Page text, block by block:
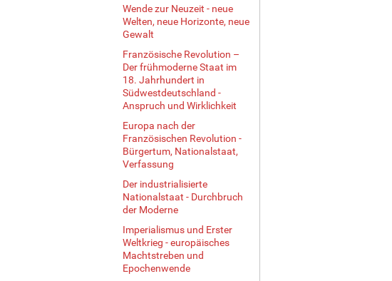
Wende zur Neuzeit - neue
Welten, neue Horizonte, neue
Gewalt
Französische Revolution –
Der frühmoderne Staat im
18. Jahrhundert in
Südwestdeutschland -
Anspruch und Wirklichkeit
Europa nach der
Französischen Revolution -
Bürgertum, Nationalstaat,
Verfassung
Der industrialisierte
Nationalstaat - Durchbruch
der Moderne
Imperialismus und Erster
Weltkrieg - europäisches
Machtstreben und
Epochenwende